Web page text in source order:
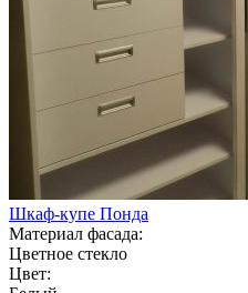
Шкаф-купе Понда
Материал фасада:
Цветное стекло
Цвет: